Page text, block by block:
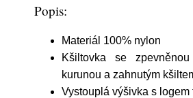
Popis:
Materiál 100% nylon
Kšiltovka se zpevněnou
kurunou a zahnutým
Vystouplá výšivka s logem